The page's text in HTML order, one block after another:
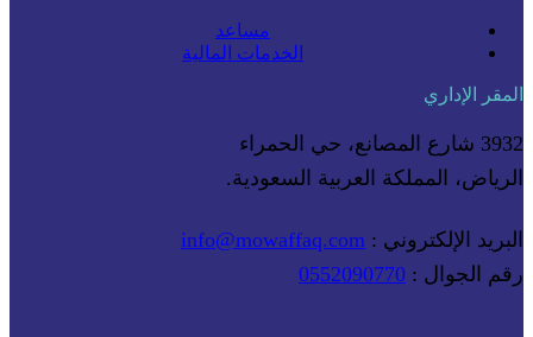
مساعد
الخدمات المالية
المقر الإداري
3932 شارع المصانع، حي الحمراء
الرياض، المملكة العربية السعودية.
البريد الإلكتروني : info@mowaffaq.com
رقم الجوال : 0552090770